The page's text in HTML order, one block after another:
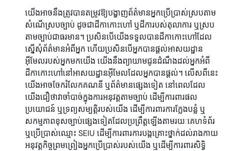
យើងអាចនឹងត្រូវបានតម្រូវឱ្យបង្ហាញព័ត៌មានអ្នកប្រើប្រាស់ស្របតាម
សំណើស្របច្បាប់ ដូចជាដីកាកោះហៅ ឬដីការបស់តុលាការ ឬស្រប
តាមច្បាប់ជាធរមាន។ ប្រសិនបើយើងទទួលបានដីកាកោះហៅដែល
ស្នើសុំព័ត៌មានអំពីអ្នក ហើយប្រសិនបើអ្នកបានផ្តល់អាសយដ្ឋាន
អ៊ីមែលរបស់អ្នកមកយើង យើងនឹងព្យាយាមជូនដំណឹងដល់អ្នកអំពី
ដីកាកោះហៅនៅអាសយដ្ឋានអ៊ីមែលដែលអ្នកបានផ្តល់។ លើសពីនេះ
យើងអាចចែករំលែកគណនី ឬព័ត៌មានផ្សេងទៀត នៅពេលដែល
យើងជឿថាវាចាំបាច់ក្នុងការអនុវត្តតាមច្បាប់ ដើម្បីការពារផល
ប្រយោជន៍ ឬទ្រព្យសម្បត្តិរបស់យើង ដើម្បីការពារការក្លែងបន្លំ ឬ
សកម្មភាពខុសច្បាប់ផ្សេងទៀតដែលប្រព្រឹត្តឡើងតាមរយៈគេហទំព័រ
ឬប្រើប្រាស់ឈ្មោះ SEIU ដើម្បីការពារការបង្កគ្រោះថ្នាក់ដល់រាងកាយ
អនុវត្តកិច្ចព្រមព្រៀងអ្នកប្រើប្រាស់របស់យើង ឬដើម្បីការពារសិទ្ធិ